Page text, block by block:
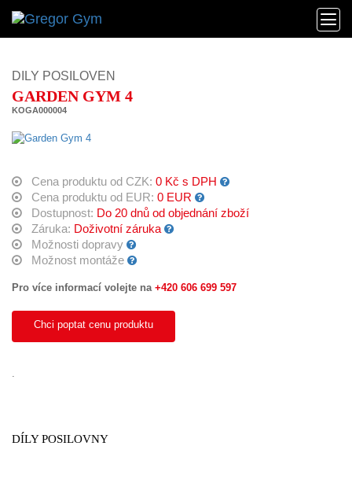
DILY POSILOVEN
GARDEN GYM 4
KOGA000004
Cena produktu od CZK: 0 Kč s DPH
Cena produktu od EUR: 0 EUR
Dostupnost: Do 20 dnů od objednání zboží
Záruka: Doživotní záruka
Možnosti dopravy
Možnost montáže
Pro více informací volejte na +420 606 699 597
Chci poptat cenu produktu
.
DÍLY POSILOVNY